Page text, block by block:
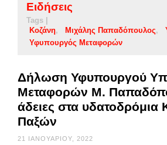
Ειδήσεις
Tags |
Κοζάνη
Μιχάλης Παπαδόπουλος
Υφυπουργός Μεταφορών
Δήλωση Υφυπουργού
Μεταφορών Μ.
άδειες στα υδατοδρόμια
Παξών
21 ΙΑΝΟΥΑΡΊΟΥ, 2022